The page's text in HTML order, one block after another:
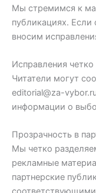
Мы стремимся к
публикациях.
вносим
Исправления
Читатели могут
editorial@za-
информации о
Прозрачность в
Мы четко
рекламные
партнерские